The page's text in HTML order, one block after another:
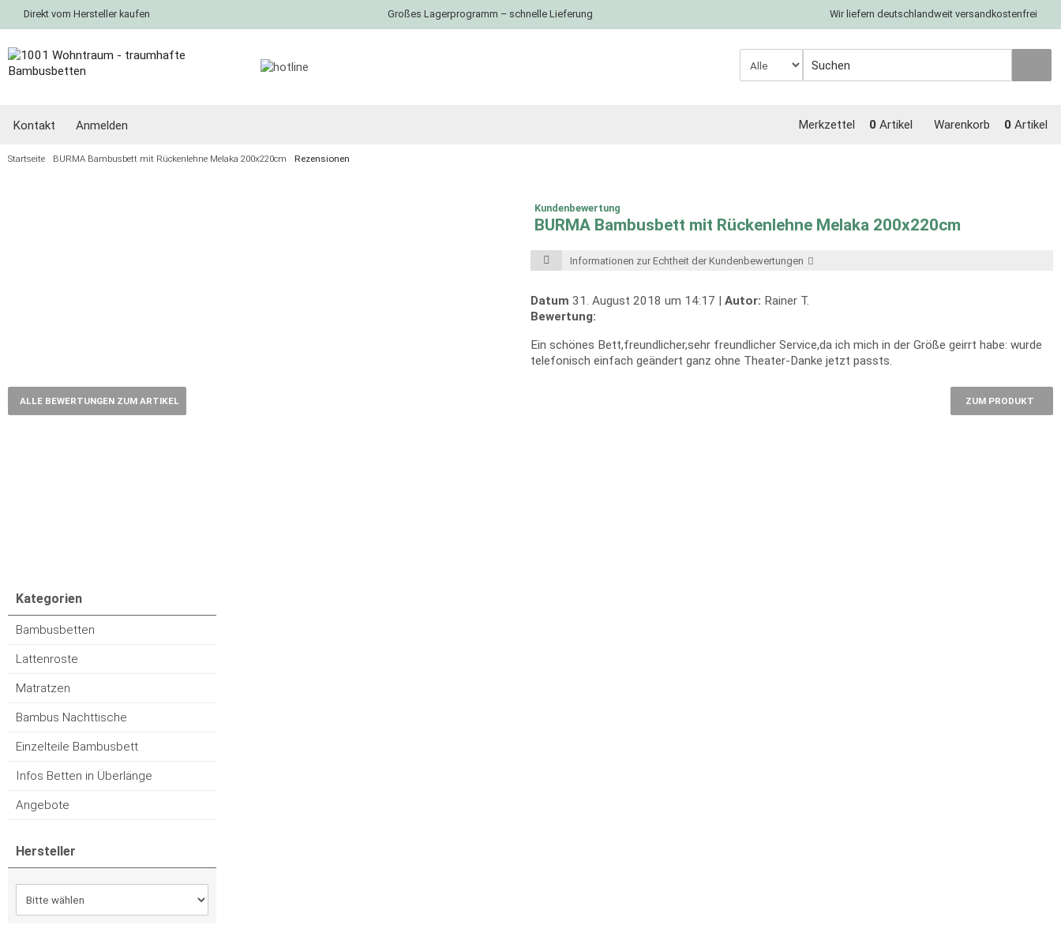
Direkt vom Hersteller kaufen Großes Lagerprogramm – schnelle Lieferung Wir liefern deutschlandweit versandkostenfrei
Kontakt Anmelden Warenkorb 0 Artikel
Merkzettel 0 Artikel
Startseite BURMA Bambusbett mit Rückenlehne Melaka 200x220cm Rezensionen
Kundenbewertung
BURMA Bambusbett mit Rückenlehne Melaka 200x220cm
Informationen zur Echtheit der Kundenbewertungen
Datum 31. August 2018 um 14:17 | Autor: Rainer T.
Bewertung:
Ein schönes Bett,freundlicher,sehr freundlicher Service,da ich mich in der Größe geirrt habe: wurde
telefonisch einfach geändert ganz ohne Theater-Danke jetzt passts.
ZUM PRODUKT
ALLE BEWERTUNGEN ZUM ARTIKEL
Kategorien
Bambusbetten
Lattenroste
Matratzen
Bambus Nachttische
Einzelteile Bambusbett
Infos Betten in Überlänge
Angebote
Hersteller